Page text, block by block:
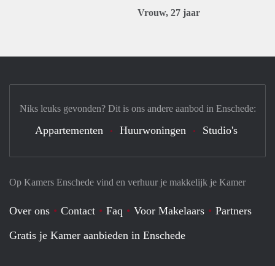
Vrouw, 27 jaar
Op Kamers Enschede vind en verhuur je makkelijk je Kamer
Over ons Contact Faq Voor Makelaars
Partners
Gratis je Kamer aanbieden in Enschede
Niks leuks gevonden? Dit is ons andere aanbod in Enschede:
Appartementen Huurwoningen Studio's